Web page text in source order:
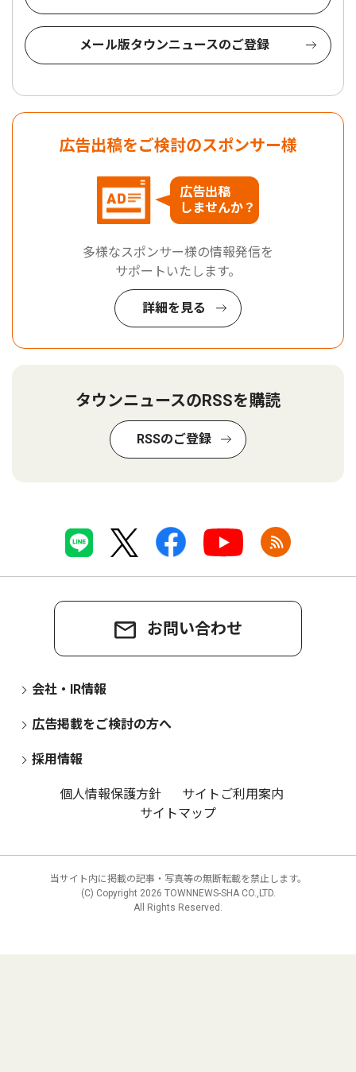
メール版タウンニュースのご登録
広告出稿をご検討のスポンサー様
広告出稿
しませんか？
多様なスポンサー様の情報発信を
サポートいたします。
詳細を見る
タウンニュースのRSSを購読
RSSのご登録
お問い合わせ
会社・IR情報
広告掲載をご検討の方へ
採用情報
個人情報保護方針
サイトご利用案内
サイトマップ
当サイト内に掲載の記事・写真等の無断転載を禁止します。
(C) Copyright 2026 TOWNNEWS-SHA CO.,LTD.
All Rights Reserved.